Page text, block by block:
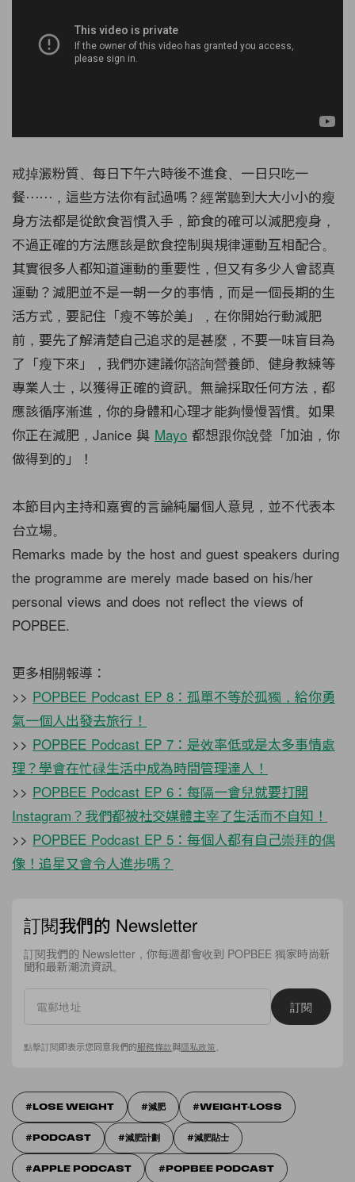
戒掉澱粉質、每日下午六時後不進食、一日只吃一
餐⋯⋯，這些方法你有試過嗎？經常聽到大大小小的瘦
身方法都是從飲食習慣入手，節食的確可以減肥瘦身，
不過正確的方法應該是飲食控制與規律運動互相配合。
其實很多人都知道運動的重要性，但又有多少人會認真
運動？減肥並不是一朝一夕的事情，而是一個長期的生
活方式，要記住「瘦不等於美」，在你開始行動減肥
前，要先了解清楚自己追求的是甚麼，不要一味盲目為
了「瘦下來」，我們亦建議你諮詢營養師、健身教練等
專業人士，以獲得正確的資訊。無論採取任何方法，都
應該循序漸進，你的身體和心理才能夠慢慢習慣。如果
你正在減肥，Janice 與 Mayo 都想跟你說聲「加油，你
做得到的」！
本節目內主持和嘉賓的言論純屬個人意見，並不代表本
台立場。
Remarks made by the host and guest speakers during
the programme are merely made based on his/her
personal views and does not reflect the views of
POPBEE.
更多相關報導：
>> POPBEE Podcast EP 8：孤單不等於孤獨，給你勇
氣一個人出發去旅行！
>> POPBEE Podcast EP 7：是效率低或是太多事情處
理？學會在忙碌生活中成為時間管理達人！
>> POPBEE Podcast EP 6：每隔一會兒就要打開
Instagram？我們都被社交媒體主宰了生活而不自知！
>> POPBEE Podcast EP 5：每個人都有自己崇拜的偶
像！追星又會令人進步嗎？
訂閱我們的 Newsletter
訂閱我們的 Newsletter，你每週都會收到 POPBEE 獨家時尚新
聞和最新潮流資訊。
訂閱
點擊訂閱即表示您同意我們的服務條款與隱私政策
LOSE WEIGHT 減肥 WEIGHT-LOSS
PODCAST 減肥計劃 減肥貼士
APPLE PODCAST POPBEE PODCAST